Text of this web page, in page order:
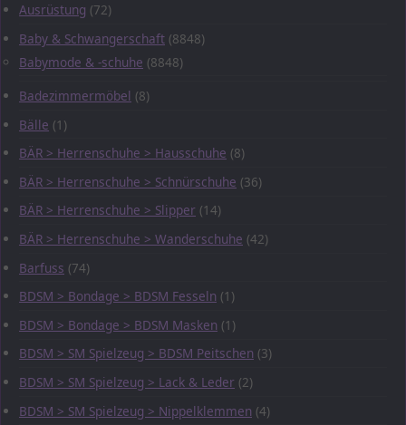
Ausrüstung (72)
Baby & Schwangerschaft (8848)
Babymode & -schuhe (8848)
Badezimmermöbel (8)
Bälle (1)
BÄR > Herrenschuhe > Hausschuhe (8)
BÄR > Herrenschuhe > Schnürschuhe (36)
BÄR > Herrenschuhe > Slipper (14)
BÄR > Herrenschuhe > Wanderschuhe (42)
Barfuss (74)
BDSM > Bondage > BDSM Fesseln (1)
BDSM > Bondage > BDSM Masken (1)
BDSM > SM Spielzeug > BDSM Peitschen (3)
BDSM > SM Spielzeug > Lack & Leder (2)
BDSM > SM Spielzeug > Nippelklemmen (4)